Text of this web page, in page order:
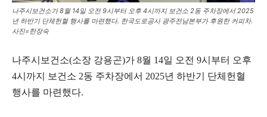
나주시보건소가 8월 14일 오전 9시부터 오후 4시까지 보건소 2동 주차장에서 2025
년 하반기 단체헌혈 행사를 마련했다. 한국도로공사 광주전남본부가 후원한 커피차.
사진=한장숙
나주시보건소(소장 강용곤)가 8월 14일 오전 9시부터 오후
4시까지 보건소 2동 주차장에서 2025년 하반기 단체헌혈
행사를 마련했다.